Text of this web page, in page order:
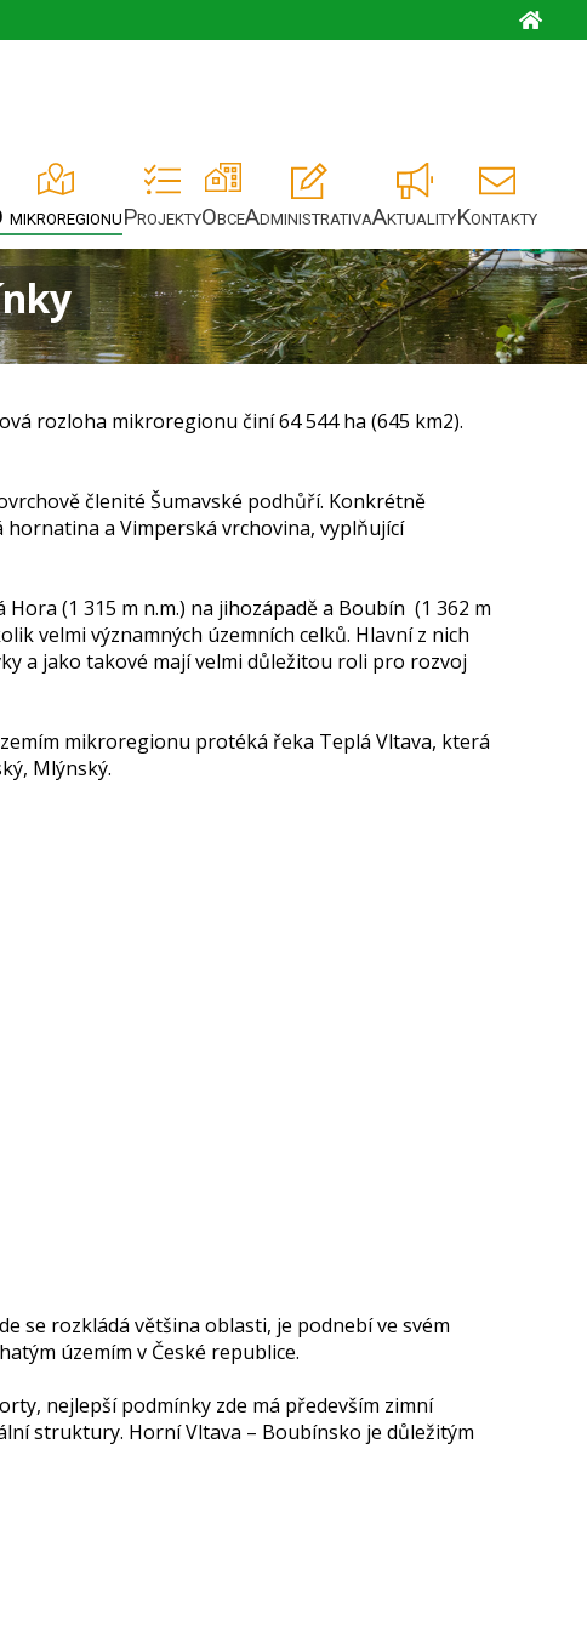
mikroregionuProjektyObceAdministrativaAktualityKontakty
rozloha mikroregionu činí 64 544 ha (645 km2).
členité Šumavské podhůří. Konkrétně
a Vimperská vrchovina, vyplňující
(1 315 m n.m.) na jihozápadě a Boubín (1 362 m
velmi významných územních celků. Hlavní z nich
a jako takové mají velmi důležitou roli pro rozvoj
mikroregionu protéká řeka Teplá Vltava, která
Mlýnský.
se rozkládá většina oblasti, je podnebí ve svém
územím v České republice.
nejlepší podmínky zde má především zimní
struktury. Horní Vltava – Boubínsko je důležitým